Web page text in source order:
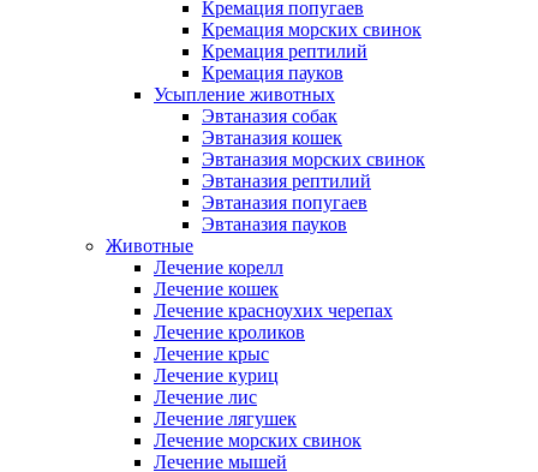
Кремация попугаев
Кремация морских свинок
Кремация рептилий
Кремация пауков
Усыпление животных
Эвтаназия собак
Эвтаназия кошек
Эвтаназия морских свинок
Эвтаназия рептилий
Эвтаназия попугаев
Эвтаназия пауков
Животные
Лечение корелл
Лечение кошек
Лечение красноухих черепах
Лечение кроликов
Лечение крыс
Лечение куриц
Лечение лис
Лечение лягушек
Лечение морских свинок
Лечение мышей